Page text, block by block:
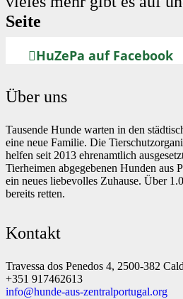
Seite
HuZePa auf Facebook
Über uns
Tausende Hunde warten in den
eine neue Familie. Die
helfen seit 2013 ehrenamtlich
Tierheimen abgegebenen Hunden aus
ein neues liebevolles Zuhause. Über
bereits retten.
Kontakt
Travessa dos Penedos 4, 2500-382
+351 917462613
info@hunde-aus-zentralportugal.org